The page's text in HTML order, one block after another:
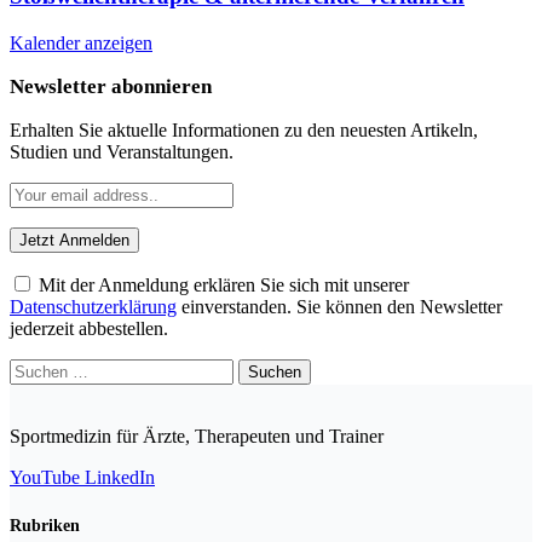
Kalender anzeigen
Newsletter abonnieren
Erhalten Sie aktuelle Informationen zu den neuesten Artikeln,
Studien und Veranstaltungen.
Mit der Anmeldung erklären Sie sich mit unserer
Datenschutzerklärung einverstanden. Sie können den Newsletter
jederzeit abbestellen.
Suchen
nach:
Sportmedizin für Ärzte, Therapeuten und Trainer
YouTube LinkedIn
Rubriken